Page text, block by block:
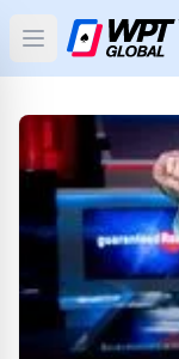
Open main menu